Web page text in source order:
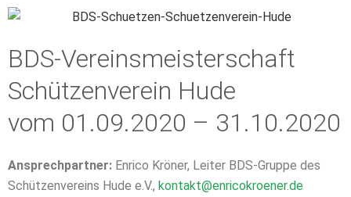
BDS-Vereinsmeisterschaft
Schützenverein Hude
vom 01.09.2020 – 31.10.2020
Ansprechpartner: Enrico Kröner, Leiter BDS-Gruppe des
Schützenvereins Hude e.V., kontakt@enricokroener.de